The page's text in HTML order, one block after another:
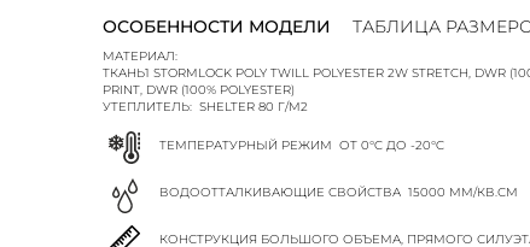
ОСОБЕННОСТИ МОДЕЛИ ТАБЛИЦА
МАТЕРИАЛ:
ТКАНЬ1 STORMLOCK POLY TWILL POLYESTER 2W STRETCH, DWR
PRINT, DWR (100% POLYESTER)
УТЕПЛИТЕЛЬ: SHELTER 80 Г/М2
ТЕМПЕРАТУРНЫЙ РЕЖИМ ОТ 0°C ДО -20°C
ВОДООТТАЛКИВАЮЩИЕ СВОЙСТВА 15000 ММ/КВ.СМ
КОНСТРУКЦИЯ БОЛЬШОГО ОБЪЕМА, ПРЯМОГО